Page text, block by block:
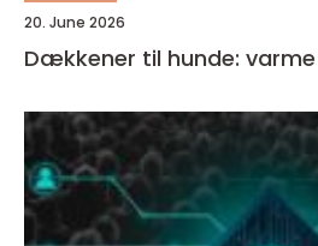
20. June 2026
Dækkener til hunde: